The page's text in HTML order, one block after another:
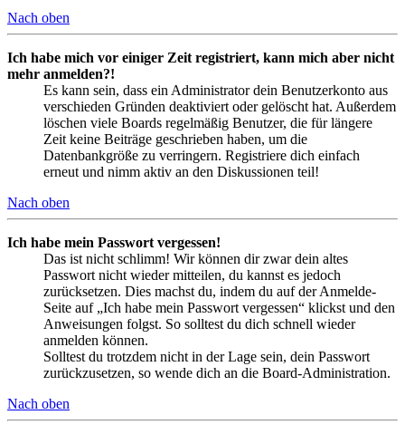
Nach oben
Ich habe mich vor einiger Zeit registriert, kann mich aber nicht
mehr anmelden?!
Es kann sein, dass ein Administrator dein Benutzerkonto aus
verschieden Gründen deaktiviert oder gelöscht hat. Außerdem
löschen viele Boards regelmäßig Benutzer, die für längere
Zeit keine Beiträge geschrieben haben, um die
Datenbankgröße zu verringern. Registriere dich einfach
erneut und nimm aktiv an den Diskussionen teil!
Nach oben
Ich habe mein Passwort vergessen!
Das ist nicht schlimm! Wir können dir zwar dein altes
Passwort nicht wieder mitteilen, du kannst es jedoch
zurücksetzen. Dies machst du, indem du auf der Anmelde-
Seite auf „Ich habe mein Passwort vergessen“ klickst und den
Anweisungen folgst. So solltest du dich schnell wieder
anmelden können.
Solltest du trotzdem nicht in der Lage sein, dein Passwort
zurückzusetzen, so wende dich an die Board-Administration.
Nach oben